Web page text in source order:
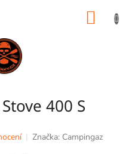
400 S
Značka: Campingaz